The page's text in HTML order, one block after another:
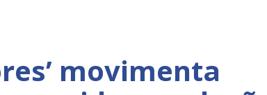
movimenta